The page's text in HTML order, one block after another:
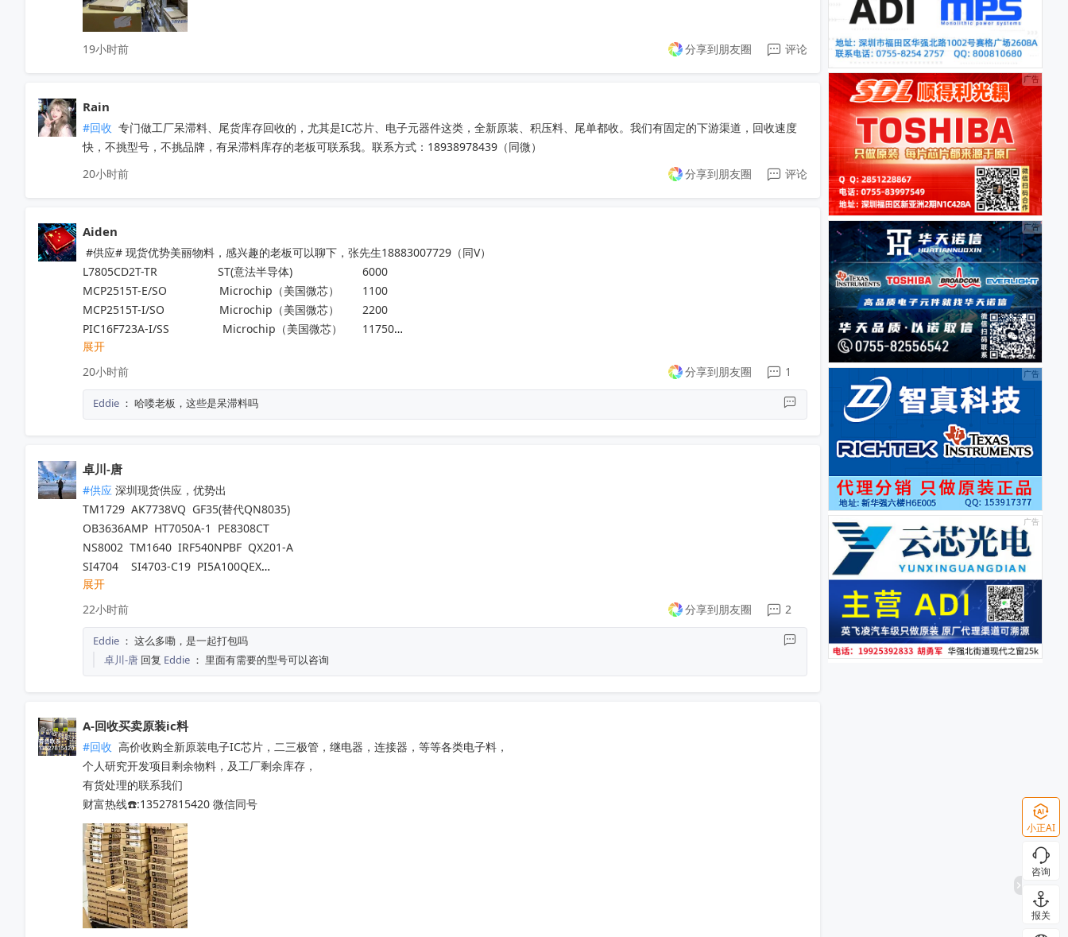
19小时前 分享到朋友圈 评论
Rain
#回收 专门做工厂呆滞料、尾货库存回收的，尤其是IC芯片、电子元器件这类，全新原装、积压料、尾单都收。我们有固定的下游渠道，回收速度
快，不挑型号，不挑品牌，有呆滞料库存的老板可联系我。联系方式：18938978439（同微）
20小时前
分享到朋友圈 评论
Aiden
#供应# 现货优势美丽物料，感兴趣的老板可以聊下，张先生18883007729（同V）
L7805CD2T-TR                   ST(意法半导体)                      6000
MCP2515T-E/SO	           Microchip（美国微芯） 	1100
MCP2515T-I/SO	           Microchip（美国微芯） 	2200
PIC16F723A-I/SS 	            Microchip（美国微芯）	11750
ADP32F034QP64S   	    进芯	                                 25909
NM1200LBAE	                   NUVOTON（新唐科技）	14000
LTC6433AIUF-15#PBF	   ADI(亚德诺)	                        1001
TP2124-SR	                   3PEAK（思瑞浦）            	20000
ATA663254-GBQW	           Microchip（美国微芯） 	60000
MB95F636KPMC-G-UNE2  赛普拉斯                                80000
展开
20小时前
分享到朋友圈 1
Eddie ： 哈喽老板，这些是呆滞料吗
卓川-唐
#供应 深圳现货供应，优势出
TM1729  AK7738VQ  GF35(替代QN8035)
OB3636AMP  HT7050A-1  PE8308CT
NS8002  TM1640  IRF540NPBF  QX201-A
SI4704    SI4703-C19  PI5A100QEX
NCV8402ASTT1G  AW9967DNR  IRFB4227
TM1650  TM2312  TDA7576B  CD1517CP
TL494IDR  SI4755  BD37033FV-ME2
EMP8965-33VF05GRR  TA7291SG  QX201-C
LT8645SEV  SGM4553YN8G/TR
5V41285PGGI  10M16SAU169C8G  EPM570T100C5N
SY6874DBC  SY8063DBC  CS3818EO  SI4755
PL8332G  OB2734DCCPA-H  OB2009DACPA-D
SI4754C-A55-GMR  CD3313EO  AXOP34062C
QN8065  IR2011STRPBF  NSA2092
STM32L071RZH6  STM32G070RBT6
STM8S005K6T6   STM8S207R8T6
STM8L052R8T6   STM32G030C8T6
STM8S103F3P6TR  TPA3116D2DADR
TDA7786  TDA7786TR  TDA7786C
TDA7708CB  TDA7708LX  TDA7850
TDA7708CBTR  TDA75610S-Z
TDA7708LX52  TDA7708LX32TR
展开
22小时前
分享到朋友圈 2
Eddie ： 这么多嘞，是一起打包吗
卓川-唐 回复 Eddie ： 里面有需要的型号可以咨询
A-回收买卖原装ic料
#回收 高价收购全新原装电子IC芯片，二三极管，继电器，连接器，等等各类电子料，
个人研究开发项目剩余物料，及工厂剩余库存，
有货处理的联系我们
财富热线☎️:13527815420 微信同号
小正AI
咨询
报关